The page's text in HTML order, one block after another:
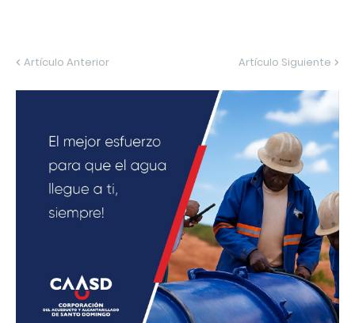
Artículo Anterior Artículo Siguiente